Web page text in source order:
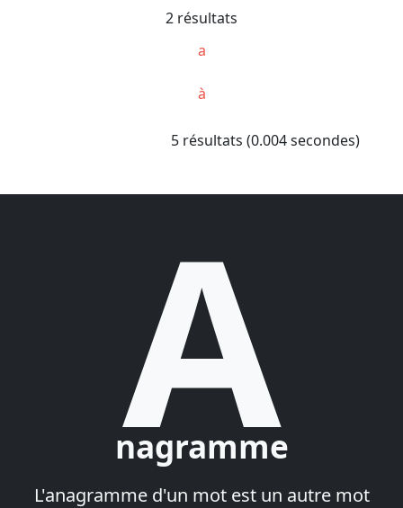
2 résultats
a
à
5 résultats (0.004 secondes)
A
nagramme
L'anagramme d'un mot est un autre mot